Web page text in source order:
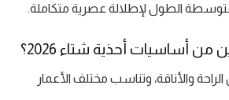
المتوسطة الطول لإطلالة عصرية متكاملة.
من أساسيات أحذية شتاء 2026؟
والأناقة، وتناسب مختلف الأعمار